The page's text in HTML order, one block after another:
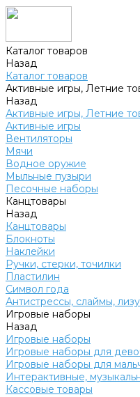
Каталог товаров
Назад
Каталог товаров
Активные игры, Летние
Назад
Активные игры, Летние
Активные игры
Вентиляторы
Мячи
Водное оружие
Мыльные пузыри
Песочные наборы
Канцтовары
Назад
Канцтовары
Блокноты
Наклейки
Ручки, стерки, точилки
Пластилин
Символ года
Антистрессы, слаймы,
Игровые наборы
Назад
Игровые наборы
Игровые наборы для
Игровые наборы для
Интерактивные,
Кассовые товары